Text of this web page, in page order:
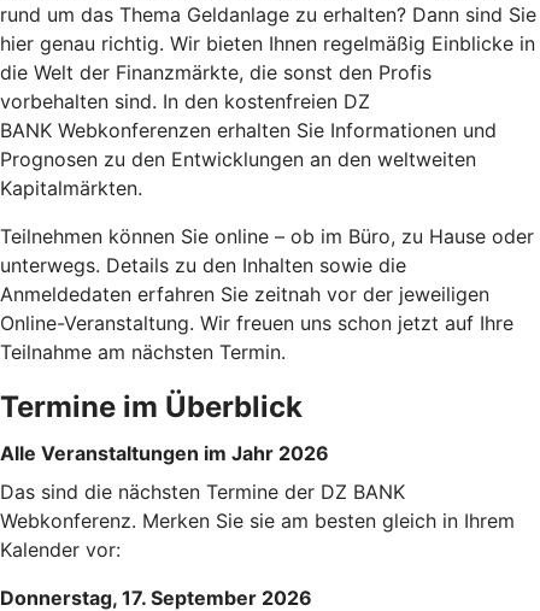
rund um das Thema Geldanlage zu erhalten? Dann sind Sie
hier genau richtig. Wir bieten Ihnen regelmäßig Einblicke in
die Welt der Finanzmärkte, die sonst den Profis
vorbehalten sind. In den kostenfreien DZ
BANK Webkonferenzen erhalten Sie Informationen und
Prognosen zu den Entwicklungen an den weltweiten
Kapitalmärkten.
Teilnehmen können Sie online – ob im Büro, zu Hause oder
unterwegs. Details zu den Inhalten sowie die
Anmeldedaten erfahren Sie zeitnah vor der jeweiligen
Online-Veranstaltung. Wir freuen uns schon jetzt auf Ihre
Teilnahme am nächsten Termin.
Termine im Überblick
Alle Veranstaltungen im Jahr 2026
Das sind die nächsten Termine der DZ BANK
Webkonferenz. Merken Sie sie am besten gleich in Ihrem
Kalender vor:
Donnerstag, 17. September 2026